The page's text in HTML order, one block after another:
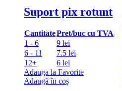
Suport pix rotunt
CantitatePret/buc cu TVA
1 - 6
9 lei
6 - 11
7.5 lei
12+
6 lei
Adauga la Favorite
Adaugă în coș